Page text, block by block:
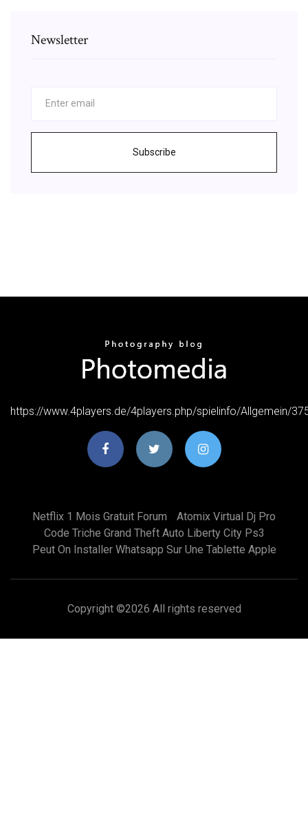
Newsletter
Subscribe
https://www.4players.de/4players.php/spielinfo/Allgemein/
Netflix 1 Mois Gratuit Forum
Atomix Virtual Dj Pro
Code Triche Grand Theft Auto Liberty City Ps3
Peut On Installer Whatsapp Sur Une Tablette Apple
Copyright ©2026 All rights reserved